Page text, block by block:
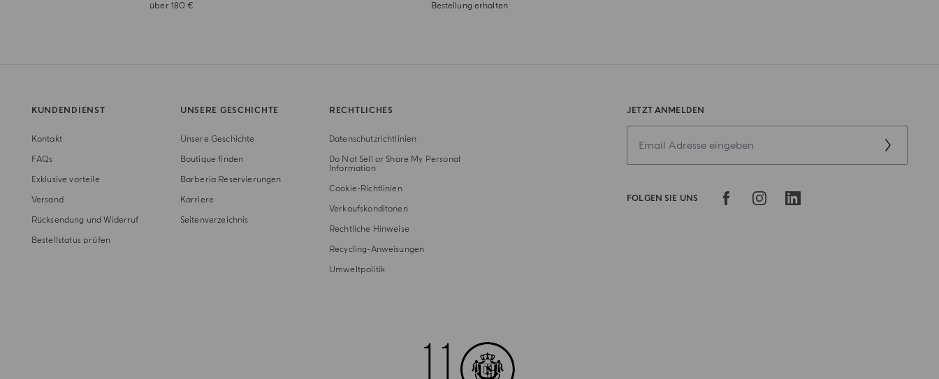
über 180 €
Bestellung erhalten
JETZT ANMELDEN
FOLGEN SIE UNS
KUNDENDIENST
Kontakt
FAQs
Exklusive vorteile
Versand
Rücksendung und Widerruf
Bestellstatus prüfen
UNSERE GESCHICHTE
Unsere Geschichte
Boutique finden
Barberia Reservierungen
Karriere
Seitenverzeichnis
RECHTLICHES
Datenschutzrichtlinien
Do Not Sell or Share My Personal
Information
Cookie-Richtlinien
Verkaufskonditonen
Rechtliche Hinweise
Recycling-Anweisungen
Umweltpolitik